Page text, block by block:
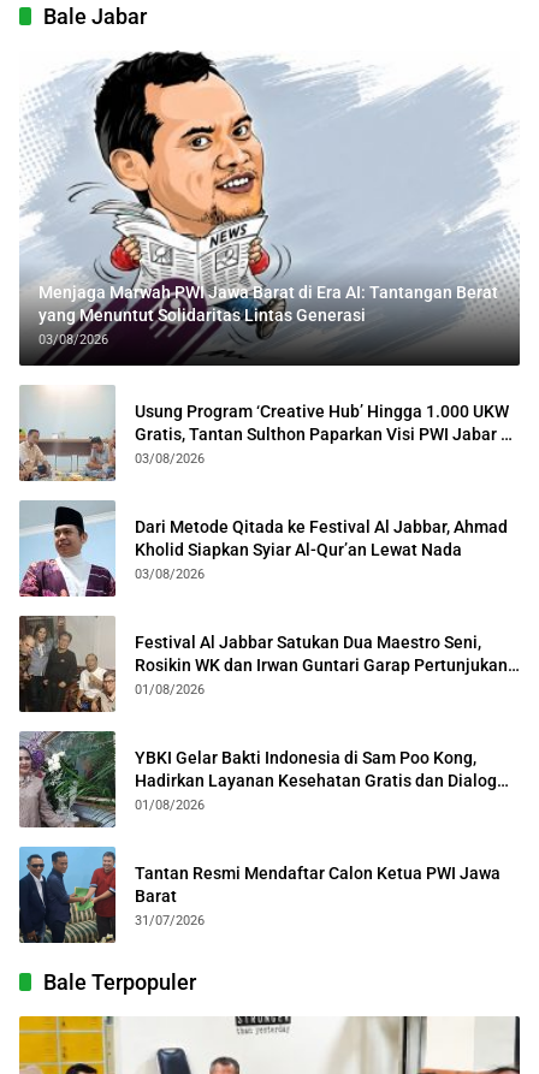
Bale Jabar
Menjaga Marwah PWI Jawa Barat di Era AI: Tantangan Berat
yang Menuntut Solidaritas Lintas Generasi
03/08/2026
Usung Program ‘Creative Hub’ Hingga 1.000 UKW
Gratis, Tantan Sulthon Paparkan Visi PWI Jabar di
Kota Bogor
03/08/2026
Dari Metode Qitada ke Festival Al Jabbar, Ahmad
Kholid Siapkan Syiar Al-Qur’an Lewat Nada
03/08/2026
Festival Al Jabbar Satukan Dua Maestro Seni,
Rosikin WK dan Irwan Guntari Garap Pertunjukan
Kolosal
01/08/2026
YBKI Gelar Bakti Indonesia di Sam Poo Kong,
Hadirkan Layanan Kesehatan Gratis dan Dialog
Kebangsaan
01/08/2026
Tantan Resmi Mendaftar Calon Ketua PWI Jawa
Barat
31/07/2026
Bale Terpopuler